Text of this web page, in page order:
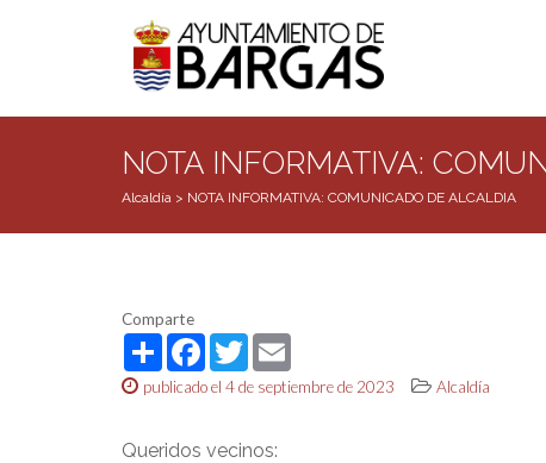
NOTA INFORMATIVA:
Alcaldía > NOTA INFORMATIVA: COMUNICADO DE ALCALDIA
Comparte
ShareFacebook
Twitter
publicado el 4 de septiembre de 2023 Alcaldía
Queridos vecinos: